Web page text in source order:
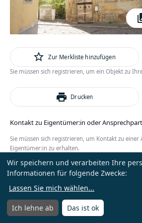
Menü öffnen
star_outline Zur Merkliste hinzufügen
Sie müssen sich registrieren, um ein Objekt zu
print Drucken
Kontakt zu Eigentümer:in oder
Sie müssen sich registrieren, um Kontakt zu einer
Eigentümer:in zu erhalten.
Anmelden oder Kostenlos
Wir speichern und verarbeiten Ihre
Informationen für folgende Zwecke:
Lassen Sie mich wählen...
Ich lehne ab Das ist ok